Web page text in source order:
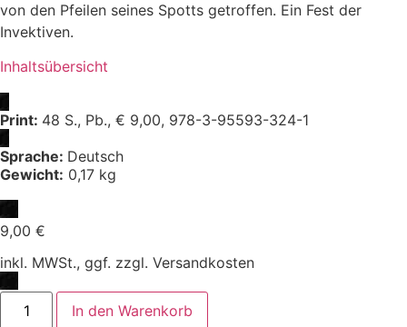
von den Pfeilen seines Spotts getroffen. Ein Fest der
Invektiven.
Inhaltsübersicht
Print: 48 S., Pb., € 9,00, 978-3-95593-324-1
Sprache: Deutsch
Gewicht: 0,17 kg
9,00 €
inkl. MWSt., ggf. zzgl. Versandkosten
In den Warenkorb